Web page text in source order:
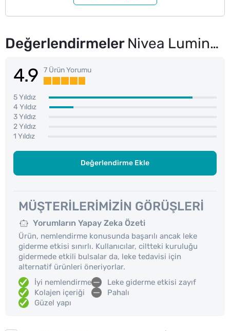
Değerlendirmeler Nivea Luminous630 Leke&Yaşlanma Karşıtı Kolajen Tetikleyici Serum 30 ml Hyaluronik Asit
4.9 7 Ürün Yorumu
5 Yıldız
4 Yıldız
3 Yıldız
2 Yıldız
1 Yıldız
Değerlendirme Ekle
MÜŞTERILERIMIZIN GÖRÜŞLERI
Yorumların Yapay Zeka Özeti
Ürün, nemlendirme konusunda başarılı ancak leke
giderme etkisi sınırlı. Kullanıcılar, ciltteki kuruluğu
gidermede etkili bulsalar da, leke tedavisi için
alternatif ürünleri öneriyorlar.
İyi nemlendirme
Kolajen içeriği
Güzel yapı
Leke giderme etkisi zayıf
Pahalı